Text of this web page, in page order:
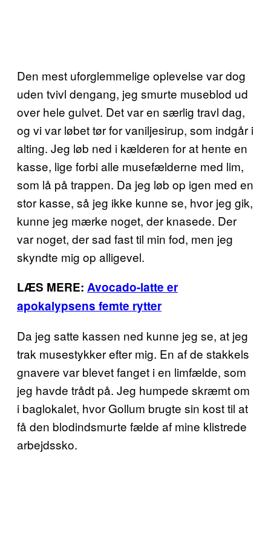
Den mest uforglemmelige oplevelse var dog
uden tvivl dengang, jeg smurte museblod ud
over hele gulvet. Det var en særlig travl dag,
og vi var løbet tør for vaniljesirup, som indgår i
alting. Jeg løb ned i kælderen for at hente en
kasse, lige forbi alle musefælderne med lim,
som lå på trappen. Da jeg løb op igen med en
stor kasse, så jeg ikke kunne se, hvor jeg gik,
kunne jeg mærke noget, der knasede. Der
var noget, der sad fast til min fod, men jeg
skyndte mig op alligevel.
LÆS MERE: Avocado-latte er
apokalypsens femte rytter
Da jeg satte kassen ned kunne jeg se, at jeg
trak musestykker efter mig. En af de stakkels
gnavere var blevet fanget i en limfælde, som
jeg havde trådt på. Jeg humpede skræmt om
i baglokalet, hvor Gollum brugte sin kost til at
få den blodindsmurte fælde af mine klistrede
arbejdssko.